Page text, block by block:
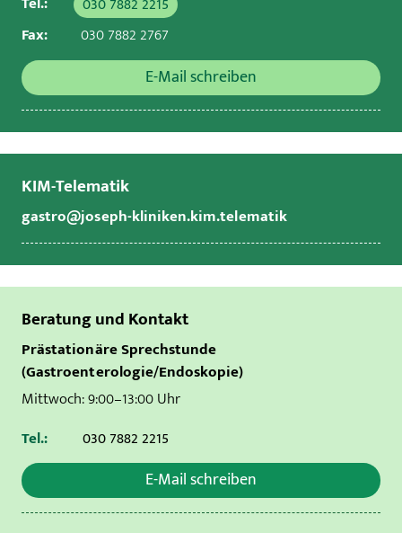
Fax:
030 7882 2767
E-Mail schreiben
KIM-Telematik
gastro@joseph-kliniken.kim.telematik
Beratung und Kontakt
Prästationäre Sprechstunde
(Gastroenterologie/Endoskopie)
Mittwoch: 9:00–13:00 Uhr
Tel.:
030 7882 2215
E-Mail schreiben